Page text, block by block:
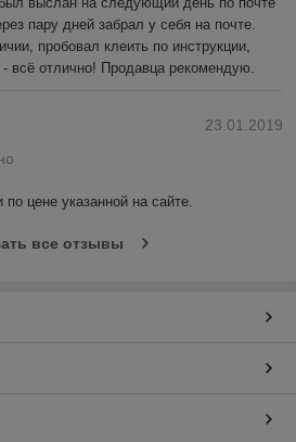
пару дней забрал у себя на почте.
пробовал клеить по инструкции,
всё отлично! Продавца рекомендую.
23.01.2019
цене указанной на сайте.
все отзывы